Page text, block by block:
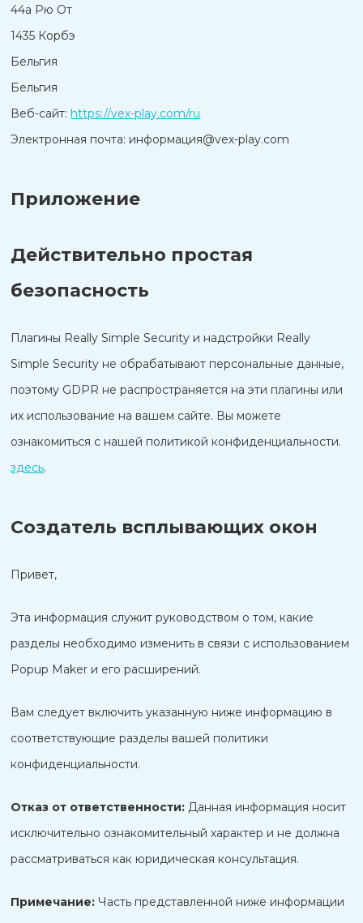
44а Рю От
1435 Корбэ
Бельгия
Бельгия
Веб-сайт: https://vex-play.com/ru
Электронная почта: информация@vex-play.com
Приложение
Действительно простая
безопасность
Плагины Really Simple Security и надстройки Really
Simple Security не обрабатывают персональные данные,
поэтому GDPR не распространяется на эти плагины или
их использование на вашем сайте. Вы можете
ознакомиться с нашей политикой конфиденциальности.
здесь.
Создатель всплывающих окон
Привет,
Эта информация служит руководством о том, какие
разделы необходимо изменить в связи с использованием
Popup Maker и его расширений.
Вам следует включить указанную ниже информацию в
соответствующие разделы вашей политики
конфиденциальности.
Отказ от ответственности: Данная информация носит
исключительно ознакомительный характер и не должна
рассматриваться как юридическая консультация.
Примечание: Часть представленной ниже информации